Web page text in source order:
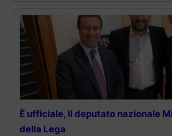
È ufficiale, il deputato nazionale
della Lega